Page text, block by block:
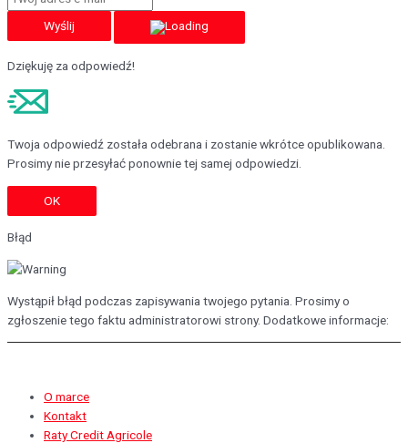
Wyślij
Dziękuję za odpowiedź!
Twoja odpowiedź została odebrana i zostanie wkrótce opublikowana.
Prosimy nie przesyłać ponownie tej samej odpowiedzi.
OK
Błąd
Wystąpił błąd podczas zapisywania twojego pytania. Prosimy o
zgłoszenie tego faktu administratorowi strony. Dodatkowe informacje:
O marce
Kontakt
Raty Credit Agricole